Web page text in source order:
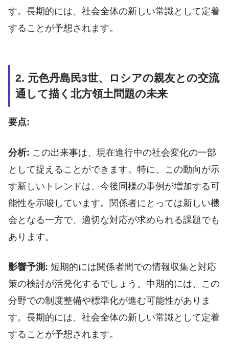
す。長期的には、社会全体の新しい常識として定着
することが予想されます。
2. 元色丹島民3世、ロシアの親友との交流
通して描く北方領土問題の未来
要点:
分析: この出来事は、現在進行中の社会変化の一部
として捉えることができます。特に、この動向が示
す新しいトレンドは、今後同様の事例が増加する可
能性を示唆しています。関係者にとっては新しい機
会となる一方で、適切な対応が求められる課題でも
あります。
影響予測: 短期的には関係者間での情報収集と対応
策の検討が活発化するでしょう。中期的には、この
分野での制度整備や標準化が進む可能性がありま
す。長期的には、社会全体の新しい常識として定着
することが予想されます。